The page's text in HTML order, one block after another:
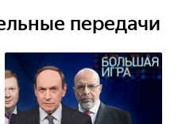
передачи